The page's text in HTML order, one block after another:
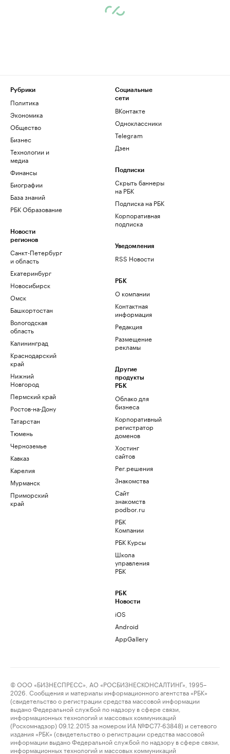
Рубрики
Политика
Экономика
Общество
Бизнес
Технологии и
медиа
Финансы
Биографии
База знаний
РБК Образование
Новости
регионов
Санкт-Петербург
и область
Екатеринбург
Новосибирск
Омск
Башкортостан
Вологодская
область
Калининград
Краснодарский
край
Нижний
Новгород
Пермский край
Ростов-на-Дону
Татарстан
Тюмень
Черноземье
Кавказ
Карелия
Мурманск
Приморский
край
Социальные
сети
ВКонтакте
Одноклассники
Telegram
Дзен
Подписки
Скрыть баннеры
на РБК
Подписка на РБК
Корпоративная
подписка
Уведомления
RSS Новости
РБК
О компании
Контактная
информация
Редакция
Размещение
рекламы
Другие
продукты
РБК
Облако для
бизнеса
Корпоративный
регистратор
доменов
Хостинг
сайтов
Рег.решения
Знакомства
Сайт
знакомств
podbor.ru
РБК
Компании
РБК Курсы
Школа
управления
РБК
РБК
Новости
iOS
Android
AppGallery
© ООО «БИЗНЕСПРЕСС», АО «РОСБИЗНЕСКОНСАЛТИНГ», 1995–
2026. Сообщения и материалы информационного агентства «РБК»
(свидетельство о регистрации средства массовой информации
выдано Федеральной службой по надзору в сфере связи,
информационных технологий и массовых коммуникаций
(Роскомнадзор) 09.12.2015 за номером ИА №ФС77-63848) и сетевого
издания «РБК» (свидетельство о регистрации средства массовой
информации выдано Федеральной службой по надзору в сфере связи,
информационных технологий и массовых коммуникаций